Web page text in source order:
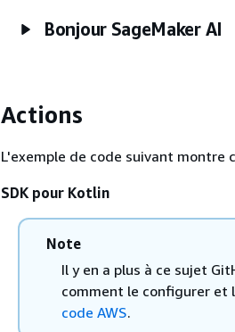
Bonjour SageMaker AI
Actions
L'exemple de code suivant montre
SDK pour Kotlin
Note
Il y en a plus à ce sujet
comment le configurer et
code AWS.